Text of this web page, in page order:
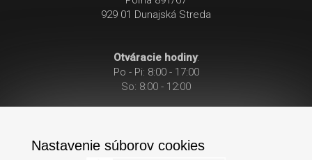
929 01 Dunajská Streda
Otváracie hodiny:
Po - Pi: 8:00 - 17:00
So: 8:00 - 12:00
Nastavenie súborov cookies